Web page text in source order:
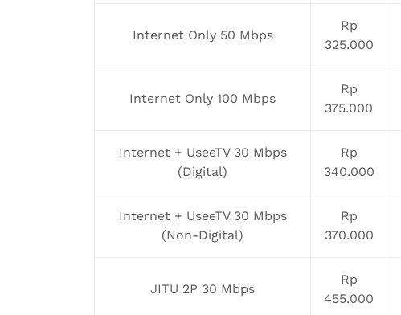
Internet Only 50 Mbps
Rp
325.000
Internet Only 100 Mbps
Rp
375.000
Internet + UseeTV 30 Mbps
(Digital)
Rp
340.000
Internet + UseeTV 30 Mbps
(Non-Digital)
Rp
370.000
JITU 2P 30 Mbps
Rp
455.000